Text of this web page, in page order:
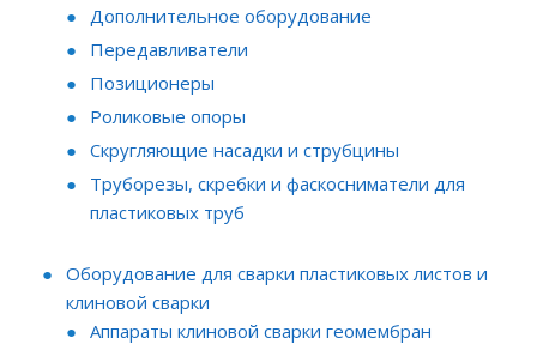
Дополнительное оборудование
Передавливатели
Позиционеры
Роликовые опоры
Скругляющие насадки и струбцины
Труборезы, скребки и фаскосниматели для
пластиковых труб
Оборудование для сварки пластиковых листов и
клиновой сварки
Аппараты клиновой сварки геомембран